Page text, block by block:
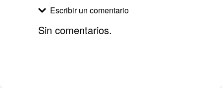
cualquier amenaza que se presente... Pero
oculta historias del pasado?
Escribir un comentario
Sin comentarios.